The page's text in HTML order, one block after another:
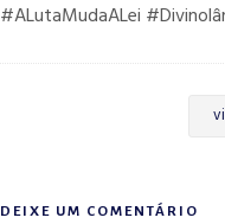
#ALutaMudaALei
DEIXE UM COMENTÁRIO